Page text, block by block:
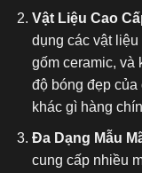
Vật Liệu Cao
dụng các vật
gốm ceramic, và
độ bóng đẹp của
khác gì hàng
Đa Dạng Mẫu
cung cấp nhiều